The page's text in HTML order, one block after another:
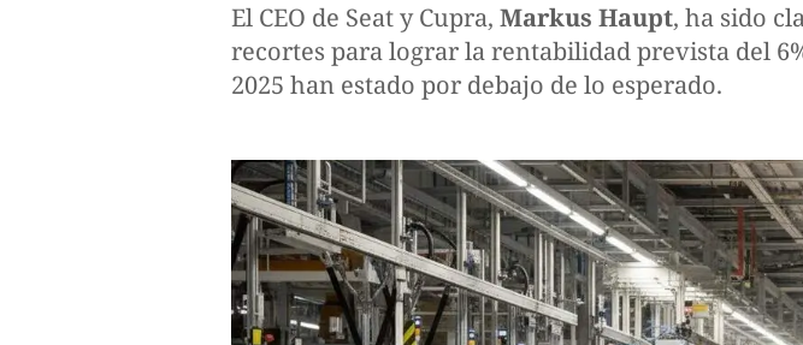
El CEO de Seat y Cupra, Markus Haupt, ha sido
recortes para lograr la rentabilidad prevista del
2025 han estado por debajo de lo esperado.